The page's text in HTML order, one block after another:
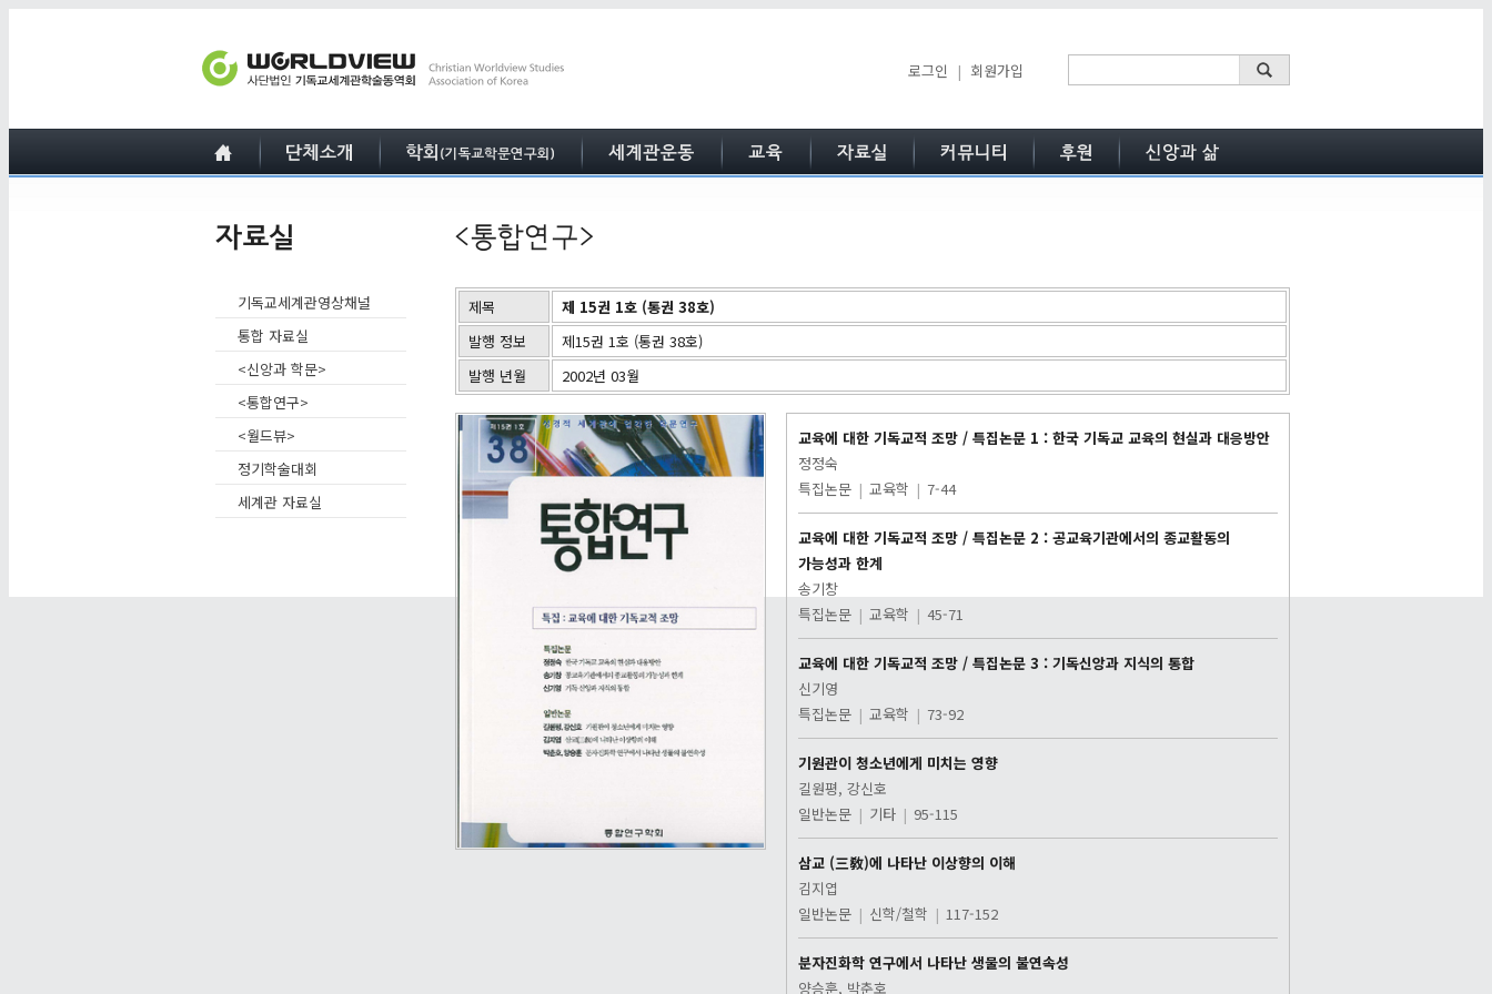
로그인 | 회원가입
기독교세계관영상채널
통합 자료실
<신앙과 학문>
<통합연구>
<월드뷰>
정기학술대회
세계관 자료실
제목
제 15권 1호 (통권 38호)
발행 정보
제15권 1호 (통권 38호)
발행 년월
2002년 03월
교육에 대한 기독교적 조망 / 특집논문 1 : 한국 기독교 교육의 현실과 대응방안
정정숙
특집논문 | 교육학 | 7-44
교육에 대한 기독교적 조망 / 특집논문 2 : 공교육기관에서의 종교활동의
가능성과 한계
송기창
특집논문 | 교육학 | 45-71
교육에 대한 기독교적 조망 / 특집논문 3 : 기독신앙과 지식의 통합
신기영
특집논문 | 교육학 | 73-92
기원관이 청소년에게 미치는 영향
길원평, 강신호
일반논문 | 기타 | 95-115
삼교 (三敎)에 나타난 이상향의 이해
김지엽
일반논문 | 신학/철학 | 117-152
분자진화학 연구에서 나타난 생물의 불연속성
양승훈, 박춘호